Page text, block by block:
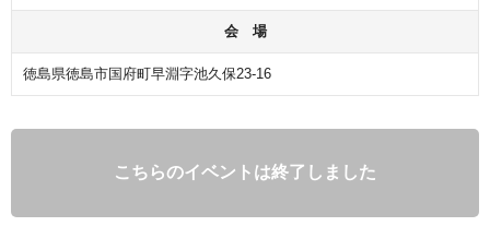
会 場
徳島県徳島市国府町早淵字池久保23-16
こちらのイベントは終了しました